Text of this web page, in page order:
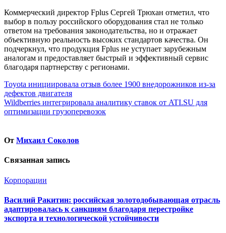
Коммерческий директор Fplus Сергей Трюхан отметил, что
выбор в пользу российского оборудования стал не только
ответом на требования законодательства, но и отражает
объективную реальность высоких стандартов качества. Он
подчеркнул, что продукция Fplus не уступает зарубежным
аналогам и предоставляет быстрый и эффективный сервис
благодаря партнерству с регионами.
Навигация
по
записям
Toyota инициировала отзыв более 1900 внедорожников из-за
дефектов двигателя
Wildberries интегрировала аналитику ставок от ATI.SU для
оптимизации грузоперевозок
От Михаил Соколов
Связанная запись
Корпорации
Василий Ракитин: российская золотодобывающая отрасль
адаптировалась к санкциям благодаря перестройке
экспорта и технологической устойчивости